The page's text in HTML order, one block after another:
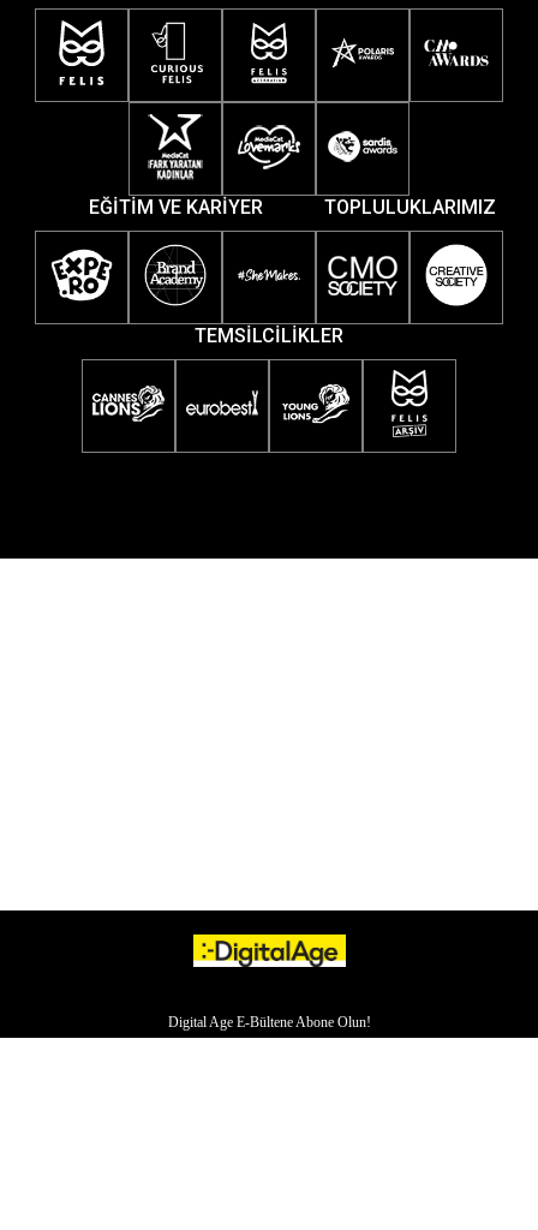
EĞİTİM VE KARİYER TOPLULUKLARIMIZ
TEMSİLCİLİKLER
Digital Age E-Bültene Abone Olun!